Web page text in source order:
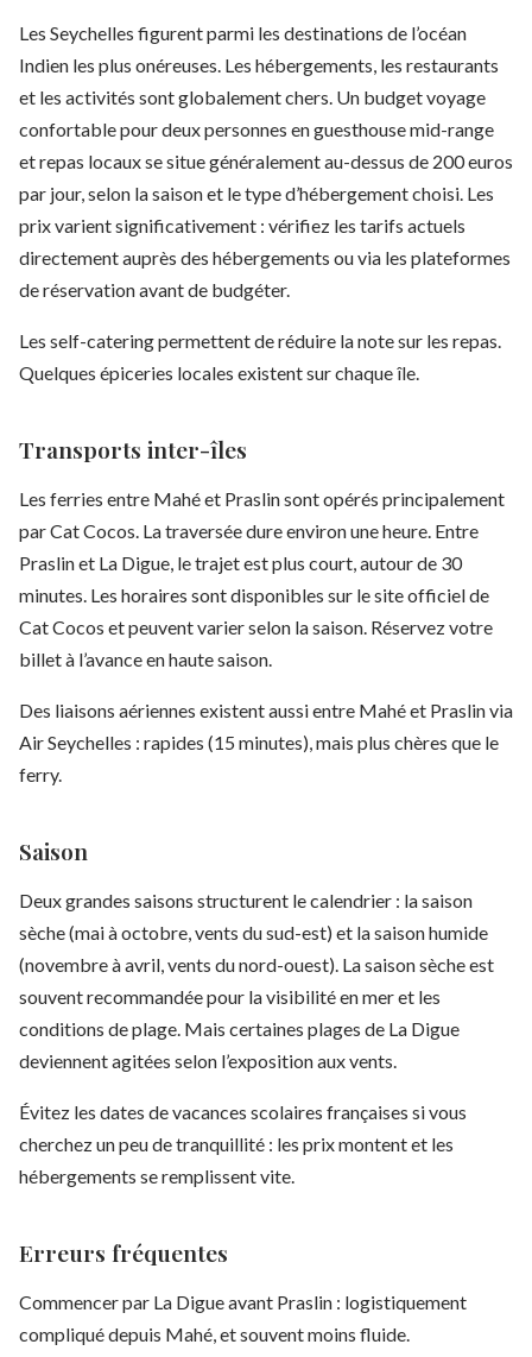
Les Seychelles figurent parmi les destinations de l’océan
Indien les plus onéreuses. Les hébergements, les restaurants
et les activités sont globalement chers. Un budget voyage
confortable pour deux personnes en guesthouse mid-range
et repas locaux se situe généralement au-dessus de 200 euros
par jour, selon la saison et le type d’hébergement choisi. Les
prix varient significativement : vérifiez les tarifs actuels
directement auprès des hébergements ou via les plateformes
de réservation avant de budgéter.
Les self-catering permettent de réduire la note sur les repas.
Quelques épiceries locales existent sur chaque île.
Transports inter-îles
Les ferries entre Mahé et Praslin sont opérés principalement
par Cat Cocos. La traversée dure environ une heure. Entre
Praslin et La Digue, le trajet est plus court, autour de 30
minutes. Les horaires sont disponibles sur le site officiel de
Cat Cocos et peuvent varier selon la saison. Réservez votre
billet à l’avance en haute saison.
Des liaisons aériennes existent aussi entre Mahé et Praslin via
Air Seychelles : rapides (15 minutes), mais plus chères que le
ferry.
Saison
Deux grandes saisons structurent le calendrier : la saison
sèche (mai à octobre, vents du sud-est) et la saison humide
(novembre à avril, vents du nord-ouest). La saison sèche est
souvent recommandée pour la visibilité en mer et les
conditions de plage. Mais certaines plages de La Digue
deviennent agitées selon l’exposition aux vents.
Évitez les dates de vacances scolaires françaises si vous
cherchez un peu de tranquillité : les prix montent et les
hébergements se remplissent vite.
Erreurs fréquentes
Commencer par La Digue avant Praslin : logistiquement
compliqué depuis Mahé, et souvent moins fluide.